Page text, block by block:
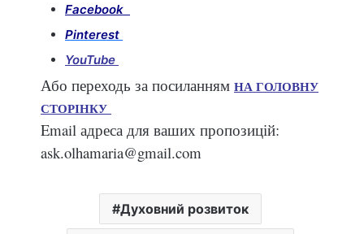
Facebook
Pinterest
YouTube
Або переходь за посиланням НА ГОЛОВНУ
СТОРІНКУ
Email адреса для ваших пропозицій:
ask.olhamaria@gmail.com
Духовний розвиток